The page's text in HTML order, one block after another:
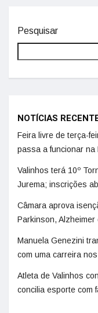
Pesquisar
NOTÍCIAS
Feira livre de terça-
passa a funcionar na
Valinhos terá 10º
Jurema; inscrições
Câmara aprova
Parkinson,
Manuela Genezini
com uma carreira
Atleta de Valinhos
concilia esporte com